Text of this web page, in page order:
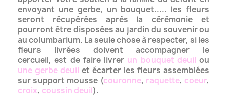
envoyant une gerbe, un bouquet..... les fleurs
seront récupérées après la cérémonie et
pourront être disposées au jardin du souvenir ou
au columbarium. La seule chose à respecter, si les
fleurs livrées doivent accompagner le
cercueil, est de faire livrer un bouquet deuil ou
une gerbe deuil et écarter les fleurs assemblées
sur support mousse (couronne, raquette, coeur,
croix, coussin deuil).